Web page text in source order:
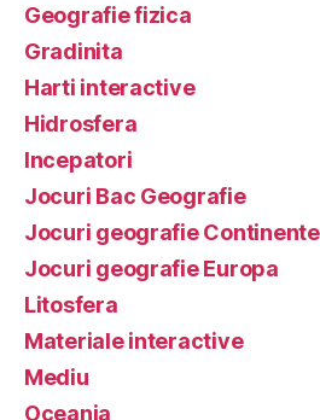
Geografie fizica
Gradinita
Harti interactive
Hidrosfera
Incepatori
Jocuri Bac Geografie
Jocuri geografie Continente
Jocuri geografie Europa
Litosfera
Materiale interactive
Mediu
Oceania